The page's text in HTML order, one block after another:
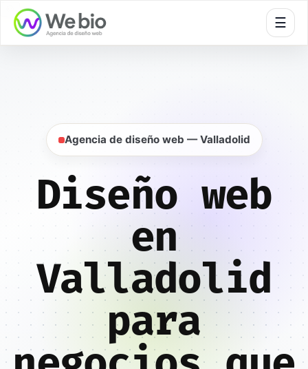
☰
Agencia de diseño web — Valladolid
Diseño web
en
Valladolid
para